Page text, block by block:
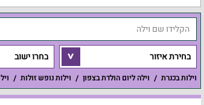
בחירת איזור בחרו ישוב
וילות בכנרת וילה ליום הולדת בצפון וילות נופש זולות